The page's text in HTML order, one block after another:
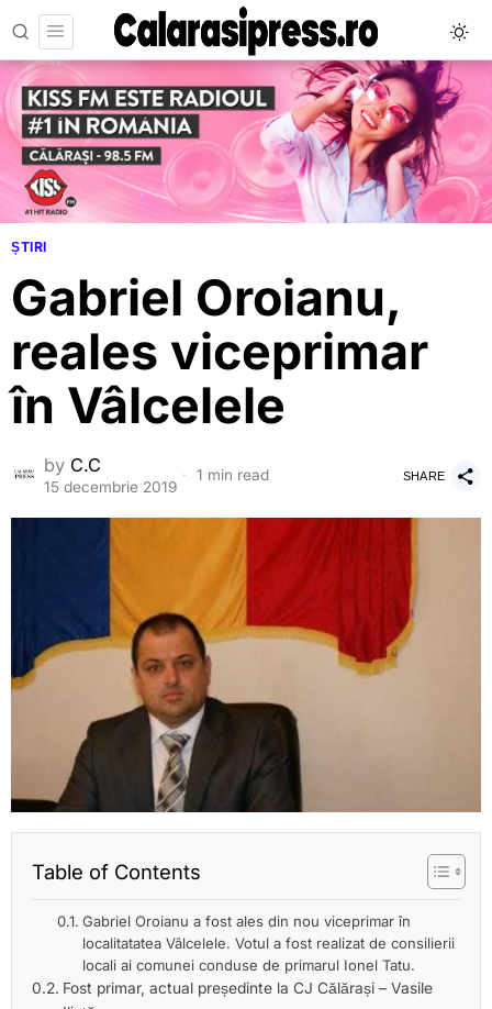
ȘTIRI
Gabriel Oroianu,
reales viceprimar
în Vâlcelele
by C.C
15 decembrie 2019
1 min read SHARE
Table of Contents
Gabriel Oroianu a fost ales din nou viceprimar în
localitatatea Vâlcelele. Votul a fost realizat de consilierii
locali ai comunei conduse de primarul Ionel Tatu.
Fost primar, actual președinte la CJ Călărași – Vasile